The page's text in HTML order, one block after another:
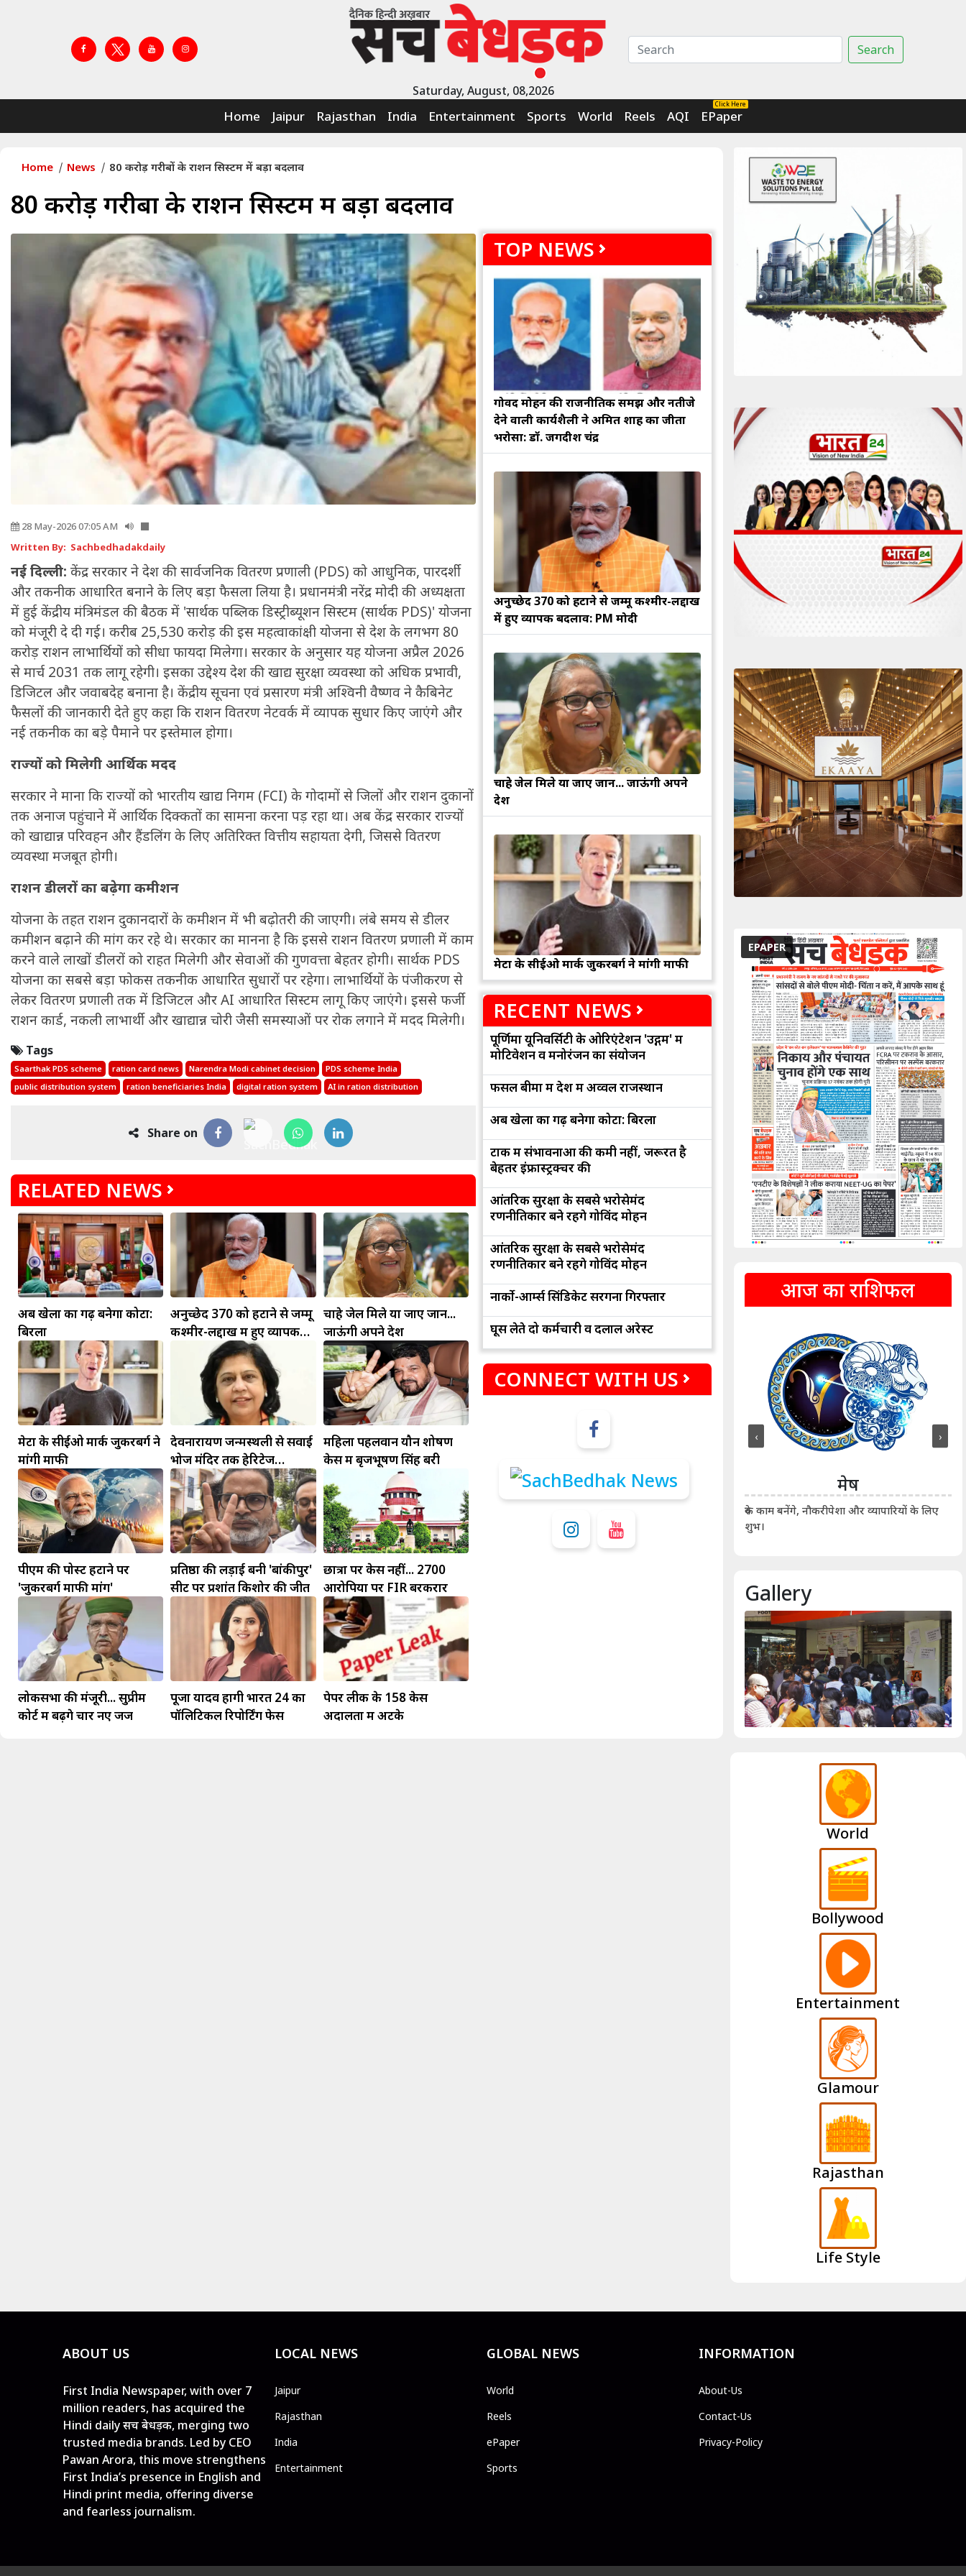
Saturday, August, 08,2026
Search
Home Jaipur Rajasthan India Entertainment Sports World Reels AQI
Click Here
EPaper
Home News 80 करोड़ गरीबों के राशन सिस्टम में बड़ा बदलाव
80 करोड़ गरीबों के राशन सिस्टम में बड़ा बदलाव
28 May-2026 07:05 AM
Written By: Sachbedhadakdaily
नई दिल्ली: केंद्र सरकार ने देश की सार्वजनिक वितरण प्रणाली (PDS) को आधुनिक, पारदर्शी
और तकनीक आधारित बनाने के लिए बड़ा फैसला लिया है। प्रधानमंत्री नरेंद्र मोदी की अध्यक्षता
में हुई केंद्रीय मंत्रिमंडल की बैठक में 'सार्थक पब्लिक डिस्ट्रीब्यूशन सिस्टम (सार्थक PDS)' योजना
को मंजूरी दे दी गई। करीब 25,530 करोड़ की इस महत्वाकांक्षी योजना से देश के लगभग 80
करोड़ राशन लाभार्थियों को सीधा फायदा मिलेगा। सरकार के अनुसार यह योजना अप्रैल 2026
से मार्च 2031 तक लागू रहेगी। इसका उद्देश्य देश की खाद्य सुरक्षा व्यवस्था को अधिक प्रभावी,
डिजिटल और जवाबदेह बनाना है। केंद्रीय सूचना एवं प्रसारण मंत्री अश्विनी वैष्णव ने कैबिनेट
फैसलों की जानकारी देते हुए कहा कि राशन वितरण नेटवर्क में व्यापक सुधार किए जाएंगे और
नई तकनीक का बड़े पैमाने पर इस्तेमाल होगा।
राज्यों को मिलेगी आर्थिक मदद
सरकार ने माना कि राज्यों को भारतीय खाद्य निगम (FCI) के गोदामों से जिलों और राशन दुकानों
तक अनाज पहुंचाने में आर्थिक दिक्कतों का सामना करना पड़ रहा था। अब केंद्र सरकार राज्यों
को खाद्यान्न परिवहन और हैंडलिंग के लिए अतिरिक्त वित्तीय सहायता देगी, जिससे वितरण
व्यवस्था मजबूत होगी।
राशन डीलरों का बढ़ेगा कमीशन
योजना के तहत राशन दुकानदारों के कमीशन में भी बढ़ोतरी की जाएगी। लंबे समय से डीलर
कमीशन बढ़ाने की मांग कर रहे थे। सरकार का मानना है कि इससे राशन वितरण प्रणाली में काम
करने वाले लाखों डीलरों को राहत मिलेगी और सेवाओं की गुणवत्ता बेहतर होगी। सार्थक PDS
योजना का सबसे बड़ा फोकस तकनीक आधारित सुधारों पर रहेगा। लाभार्थियों के पंजीकरण से
लेकर वितरण प्रणाली तक में डिजिटल और AI आधारित सिस्टम लागू किए जाएंगे। इससे फर्जी
राशन कार्ड, नकली लाभार्थी और खाद्यान्न चोरी जैसी समस्याओं पर रोक लगाने में मदद मिलेगी।
Tags
Saarthak PDS scheme ration card news Narendra Modi cabinet decision
PDS scheme India
public distribution system
ration beneficiaries India digital ration system AI in ration distribution
Share on
RELATED NEWS
अब खेलों का गढ़ बनेगा कोटा:
बिरला
अनुच्छेद 370 को हटाने से जम्मू
कश्मीर-लद्दाख में हुए व्यापक
बदलाव: PM मोदी
चाहे जेल मिले या जाए जान...
जाऊंगी अपने देश
मेटा के सीईओ मार्क जुकरबर्ग ने
मांगी माफी
देवनारायण जन्मस्थली से सवाई
भोज मंदिर तक हेरिटेज
कॉरिडोर बनाने की मांग
महिला पहलवान यौन शोषण
केस में बृजभूषण सिंह बरी
पीएम की पोस्ट हटाने पर
'जुकरबर्ग माफी मांगें'
प्रतिष्ठा की लड़ाई बनी 'बांकीपुर'
सीट पर प्रशांत किशोर की जीत
छात्रों पर केस नहीं... 2700
आरोपियों पर FIR बरकरार
लोकसभा की मंजूरी... सुप्रीम
कोर्ट में बढ़ेंगे चार नए जज
पूजा यादव होंगी भारत 24 का
पॉलिटिकल रिपोर्टिंग फेस
पेपर लीक के 158 केस
अदालतों में अटके
TOP NEWS
गोविंद मोहन की राजनीतिक समझ और नतीजे
देने वाली कार्यशैली ने अमित शाह का जीता
भरोसा: डॉ. जगदीश चंद्र
अनुच्छेद 370 को हटाने से जम्मू कश्मीर-लद्दाख
में हुए व्यापक बदलाव: PM मोदी
चाहे जेल मिले या जाए जान... जाऊंगी अपने
देश
मेटा के सीईओ मार्क जुकरबर्ग ने मांगी माफी
RECENT NEWS
पूर्णिमा यूनिवर्सिटी के ओरिएंटेशन 'उद्गम' में
मोटिवेशन व मनोरंजन का संयोजन
फसल बीमा में देश में अव्वल राजस्थान
अब खेलों का गढ़ बनेगा कोटा: बिरला
टोंक में संभावनाओं की कमी नहीं, जरूरत है
बेहतर इंफ्रास्ट्रक्चर की
आंतरिक सुरक्षा के सबसे भरोसेमंद
रणनीतिकार बने रहेंगे गोविंद मोहन
आंतरिक सुरक्षा के सबसे भरोसेमंद
रणनीतिकार बने रहेंगे गोविंद मोहन
नार्को-आर्म्स सिंडिकेट सरगना गिरफ्तार
घूस लेते दो कर्मचारी व दलाल अरेस्ट
CONNECT WITH US
EPAPER
आज का राशिफल
धनु
बड़ी डील हाथ लग सकती
मकर
सुखद पलों की प्राप्ति होगी। फिजूल के खर्चे बढ़ेंगे,
सुख सुविधाओं में इजाफा होगा।
कुंभ
धनलाभ के अवसरों में वृद्धि के साथ अपनी योजनाओं
पर काम करते रहे।
संभलकर रहे, जल्दबाजी नहीं दिखाए। कानूनी वाद-
विवादों से बचे।
मेष
रुके काम बनेंगे, नौकरीपेशा और व्यापारियों के लिए
शुभ।
‹ ›
Gallery
World
Bollywood
Entertainment
Glamour
Rajasthan
Life Style
ABOUT US
First India Newspaper, with over 7
million readers, has acquired the
Hindi daily सच बेधड़क, merging two
trusted media brands. Led by CEO
Pawan Arora, this move strengthens
First India’s presence in English and
Hindi print media, offering diverse
and fearless journalism.
LOCAL NEWS
Jaipur
Rajasthan
India
Entertainment
GLOBAL NEWS
World
Reels
ePaper
Sports
INFORMATION
About-Us
Contact-Us
Privacy-Policy